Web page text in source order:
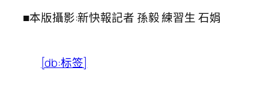
■本版攝影:新快報記者 孫毅 練習生 石娟
[db:标签]